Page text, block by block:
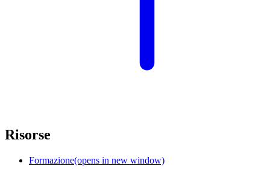
Risorse
Formazione(opens in new window)